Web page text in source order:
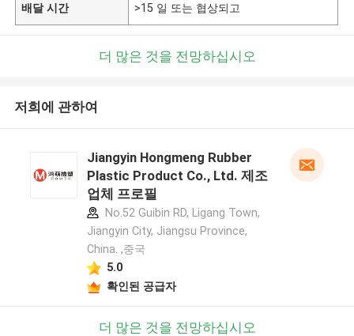
배달 시간 >15 일 또는 협상되고
더 많은 것을 전망하십시오
저희에 관하여
Jiangyin Hongmeng Rubber
Plastic Product Co., Ltd. 제조
업체 프로필
No.52 Guibin RD, Ligang Town,
Jiangyin City, Jiangsu Province,
China. ,중국
5.0
확인된 공급자
더 많은 것을 전망하십시오